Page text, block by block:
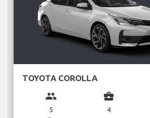
TOYOTA COROLLA
group
5
business_center
4